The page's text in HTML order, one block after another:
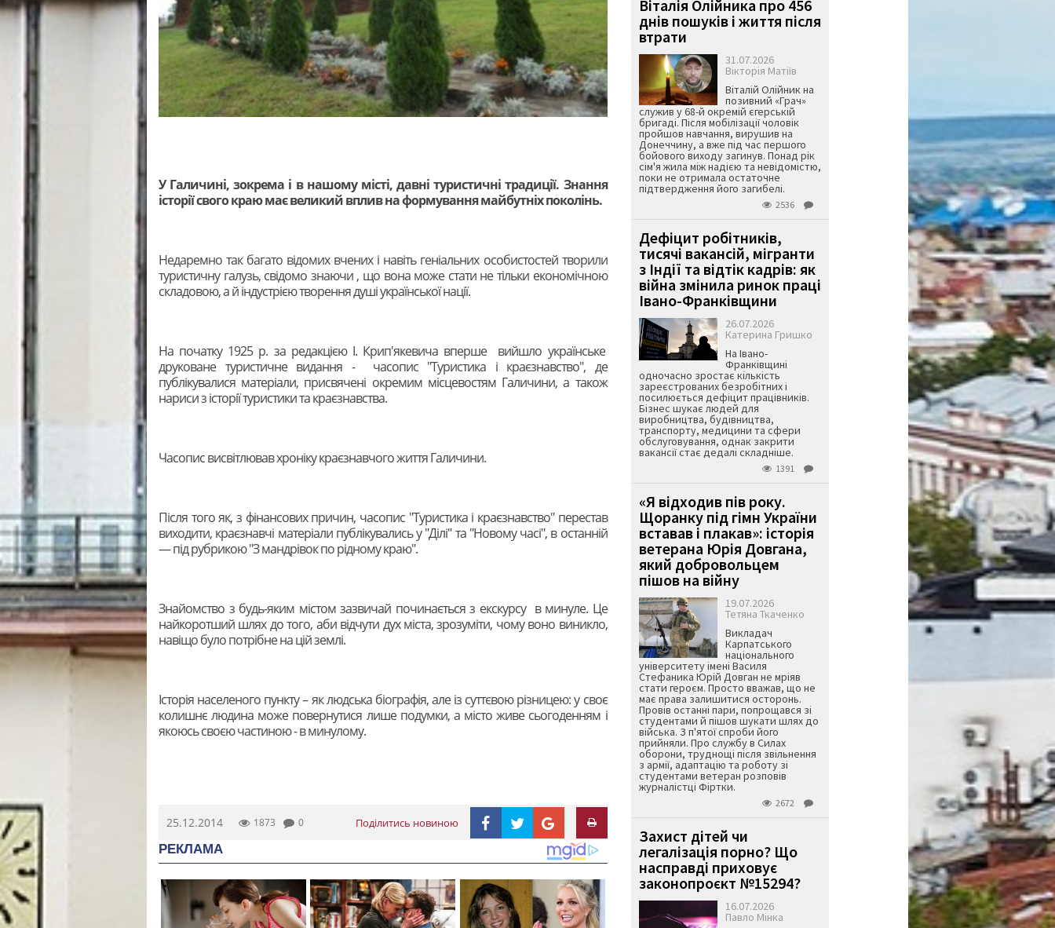
У Галичині, зокрема і в нашому місті, давні туристичні традиції. Знання
історії свого краю має великий вплив на формування майбутніх поколінь.
Недаремно так багато відомих вчених і навіть геніальних особистостей творили
туристичну галузь, свідомо знаючи , що вона може стати не тільки економічною
складовою, а й індустрією творення душі української нації.
На початку 1925 р. за редакцією І. Крип'якевича вперше вийшло українське
друковане туристичне видання - часопис "Туристика і краєзнавство", де
публікувалися матеріали, присвячені окремим місцевостям Галичини, а також
нариси з історії туристики та краєзнавства.
Часопис висвітлював хроніку краєзнавчого життя Галичини.
Після того як, з фінансових причин, часопис "Туристика і краєзнавство" перестав
виходити, краєзнавчі матеріали публікувались у "Ділі" та "Новому часі", в останній
— під рубрикою "З мандрівок по рідному краю".
Знайомство з будь-яким містом зазвичай починається з екскурсу в минуле. Це
найкоротший шлях до того, аби відчути дух міста, зрозуміти, чому воно виникло,
навіщо було потрібне на цій землі.
Історія населеного пункту – як людська біографія, але із суттєвою різницею: у своє
колишнє людина може повернутися лише подумки, а місто живе сьогоденням і
якоюсь своєю частиною - в минулому.
25.12.2014 1873 0 Поділитись новиною
РЕКЛАМА
Віталія Олійника про 456
днів пошуків і життя після
втрати
31.07.2026
Вікторія Матіїв
Віталій Олійник на
позивний «Грач»
служив у 68-й окремій єгерській
бригаді. Після мобілізації чоловік
пройшов навчання, вирушив на
Донеччину, а вже під час першого
бойового виходу загинув. Понад рік
сім'я жила між надією та невідомістю,
поки не отримала остаточне
підтвердження його загибелі.
2536
Дефіцит робітників,
тисячі вакансій, мігранти
з Індії та відтік кадрів: як
війна змінила ринок праці
Івано-Франківщини
26.07.2026
Катерина Гришко
На Івано-
Франківщині
одночасно зростає кількість
зареєстрованих безробітних і
посилюється дефіцит працівників.
Бізнес шукає людей для
виробництва, будівництва,
транспорту, медицини та сфери
обслуговування, однак закрити
вакансії стає дедалі складніше.
1391
«Я відходив пів року.
Щоранку під гімн України
вставав і плакав»: історія
ветерана Юрія Довгана,
який добровольцем
пішов на війну
19.07.2026
Тетяна Ткаченко
Викладач
Карпатського
національного
університету імені Василя
Стефаника Юрій Довган не мріяв
стати героєм. Просто вважав, що не
має права залишитися осторонь.
Провів останні пари, попрощався зі
студентами й пішов шукати шлях до
війська. З п'ятої спроби його
прийняли. Про службу в Силах
оборони, труднощі після звільнення
з армії, адаптацію та роботу зі
студентами ветеран розповів
журналістці Фіртки.
2672
Захист дітей чи
легалізація порно? Що
насправді приховує
законопроєкт №15294?
16.07.2026
Павло Мінка